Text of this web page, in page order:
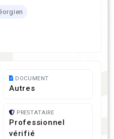
DOCUMENT
Autres
PRESTATAIRE
Professionnel
vérifié